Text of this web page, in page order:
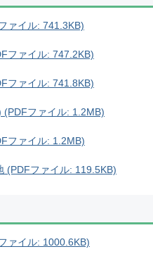
ァイル: 741.3KB)
ファイル: 747.2KB)
ファイル: 741.8KB)
ファイル: 1.2MB)
ファイル: 1.2MB)
(PDFファイル: 119.5KB)
ァイル: 1000.6KB)